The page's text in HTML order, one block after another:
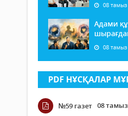
08 тамыз
Адами
08 тамыз
PDF НҰСҚАЛАР
№59 газет 08